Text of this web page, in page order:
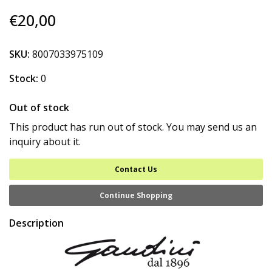
€20,00
SKU: 8007033975109
Stock: 0
Out of stock
This product has run out of stock. You may send us an
inquiry about it.
Contact Us
Continue Shopping
Description